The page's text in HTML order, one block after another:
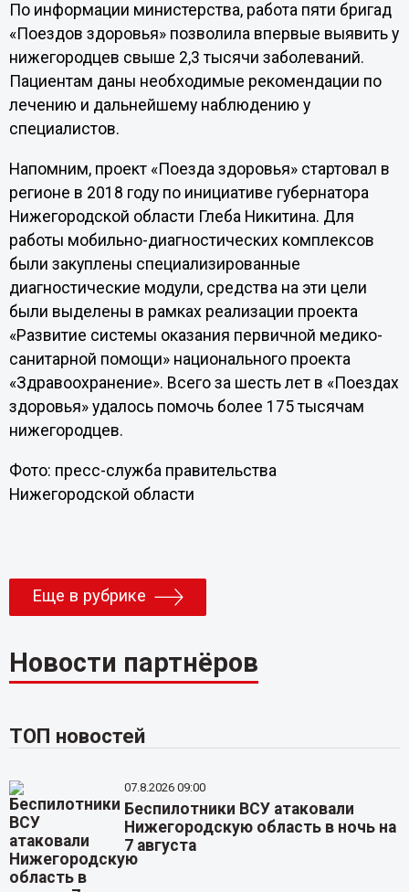
По информации министерства, работа пяти бригад
«Поездов здоровья» позволила впервые выявить у
нижегородцев свыше 2,3 тысячи заболеваний.
Пациентам даны необходимые рекомендации по
лечению и дальнейшему наблюдению у
специалистов.
Напомним, проект «Поезда здоровья» стартовал в
регионе в 2018 году по инициативе губернатора
Нижегородской области Глеба Никитина. Для
работы мобильно-диагностических комплексов
были закуплены специализированные
диагностические модули, средства на эти цели
были выделены в рамках реализации проекта
«Развитие системы оказания первичной медико-
санитарной помощи» национального проекта
«Здравоохранение». Всего за шесть лет в «Поездах
здоровья» удалось помочь более 175 тысячам
нижегородцев.
Фото: пресс-служба правительства
Нижегородской области
Еще в рубрике
Новости партнёров
ТОП новостей
07.8.2026 09:00
Беспилотники ВСУ атаковали
Нижегородскую область в ночь на
7 августа